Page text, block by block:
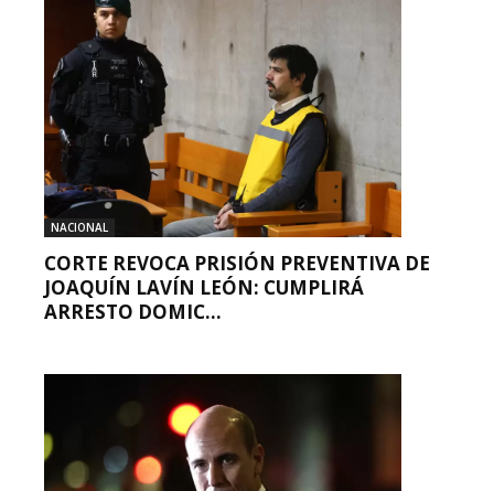
NACIONAL
CORTE REVOCA PRISIÓN PREVENTIVA DE
JOAQUÍN LAVÍN LEÓN: CUMPLIRÁ
ARRESTO DOMIC...